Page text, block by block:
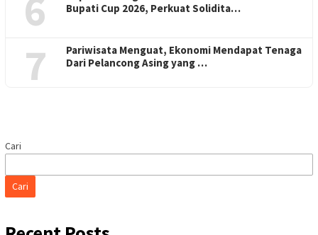
Bupati Cup 2026, Perkuat Solidita…
7
Pariwisata Menguat, Ekonomi Mendapat Tenaga
Dari Pelancong Asing yang …
Cari
Cari